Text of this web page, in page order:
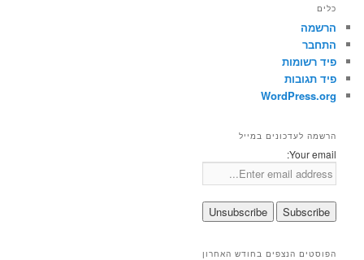
כלים
הרשמה
התחבר
פיד רשומות
פיד תגובות
WordPress.org
הרשמה לעדכונים במייל
Your email:
הפוסטים הנצפים בחודש האחרון